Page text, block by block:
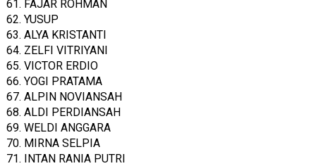
61. FAJAR ROHMAN
62. YUSUP
63. ALYA KRISTANTI
64. ZELFI VITRIYANI
65. VICTOR ERDIO
66. YOGI PRATAMA
67. ALPIN NOVIANSAH
68. ALDI PERDIANSAH
69. WELDI ANGGARA
70. MIRNA SELPIA
71. INTAN RANIA PUTRI